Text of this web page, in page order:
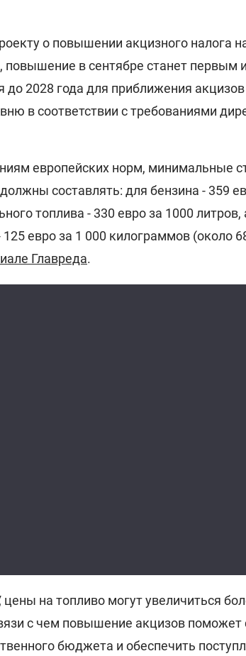
о повышении акцизного налога
повышение в сентябре станет первым
до 2028 года для приближения акцизов
в соответствии с требованиями
европейских норм, минимальные
составлять: для бензина - 359
топлива - 330 евро за 1000 литров,
евро за 1 000 килограммов (около
Главреда.
на топливо могут увеличиться
с чем повышение акцизов поможет
бюджета и обеспечить